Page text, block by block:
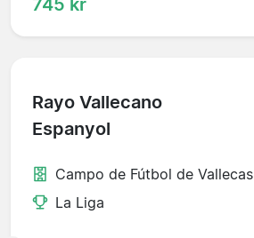
Rayo Vallecano
Espanyol
Campo de Fútbol de Vallecas
La Liga